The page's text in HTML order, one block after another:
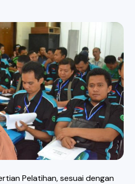
Pelatihan, sesuai dengan